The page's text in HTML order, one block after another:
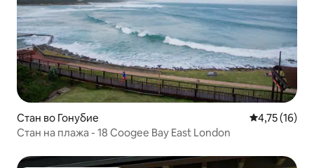
Стан во Гонубие Просечна
4,75 (16)
Стан на плажа - 18 Coogee Bay East London